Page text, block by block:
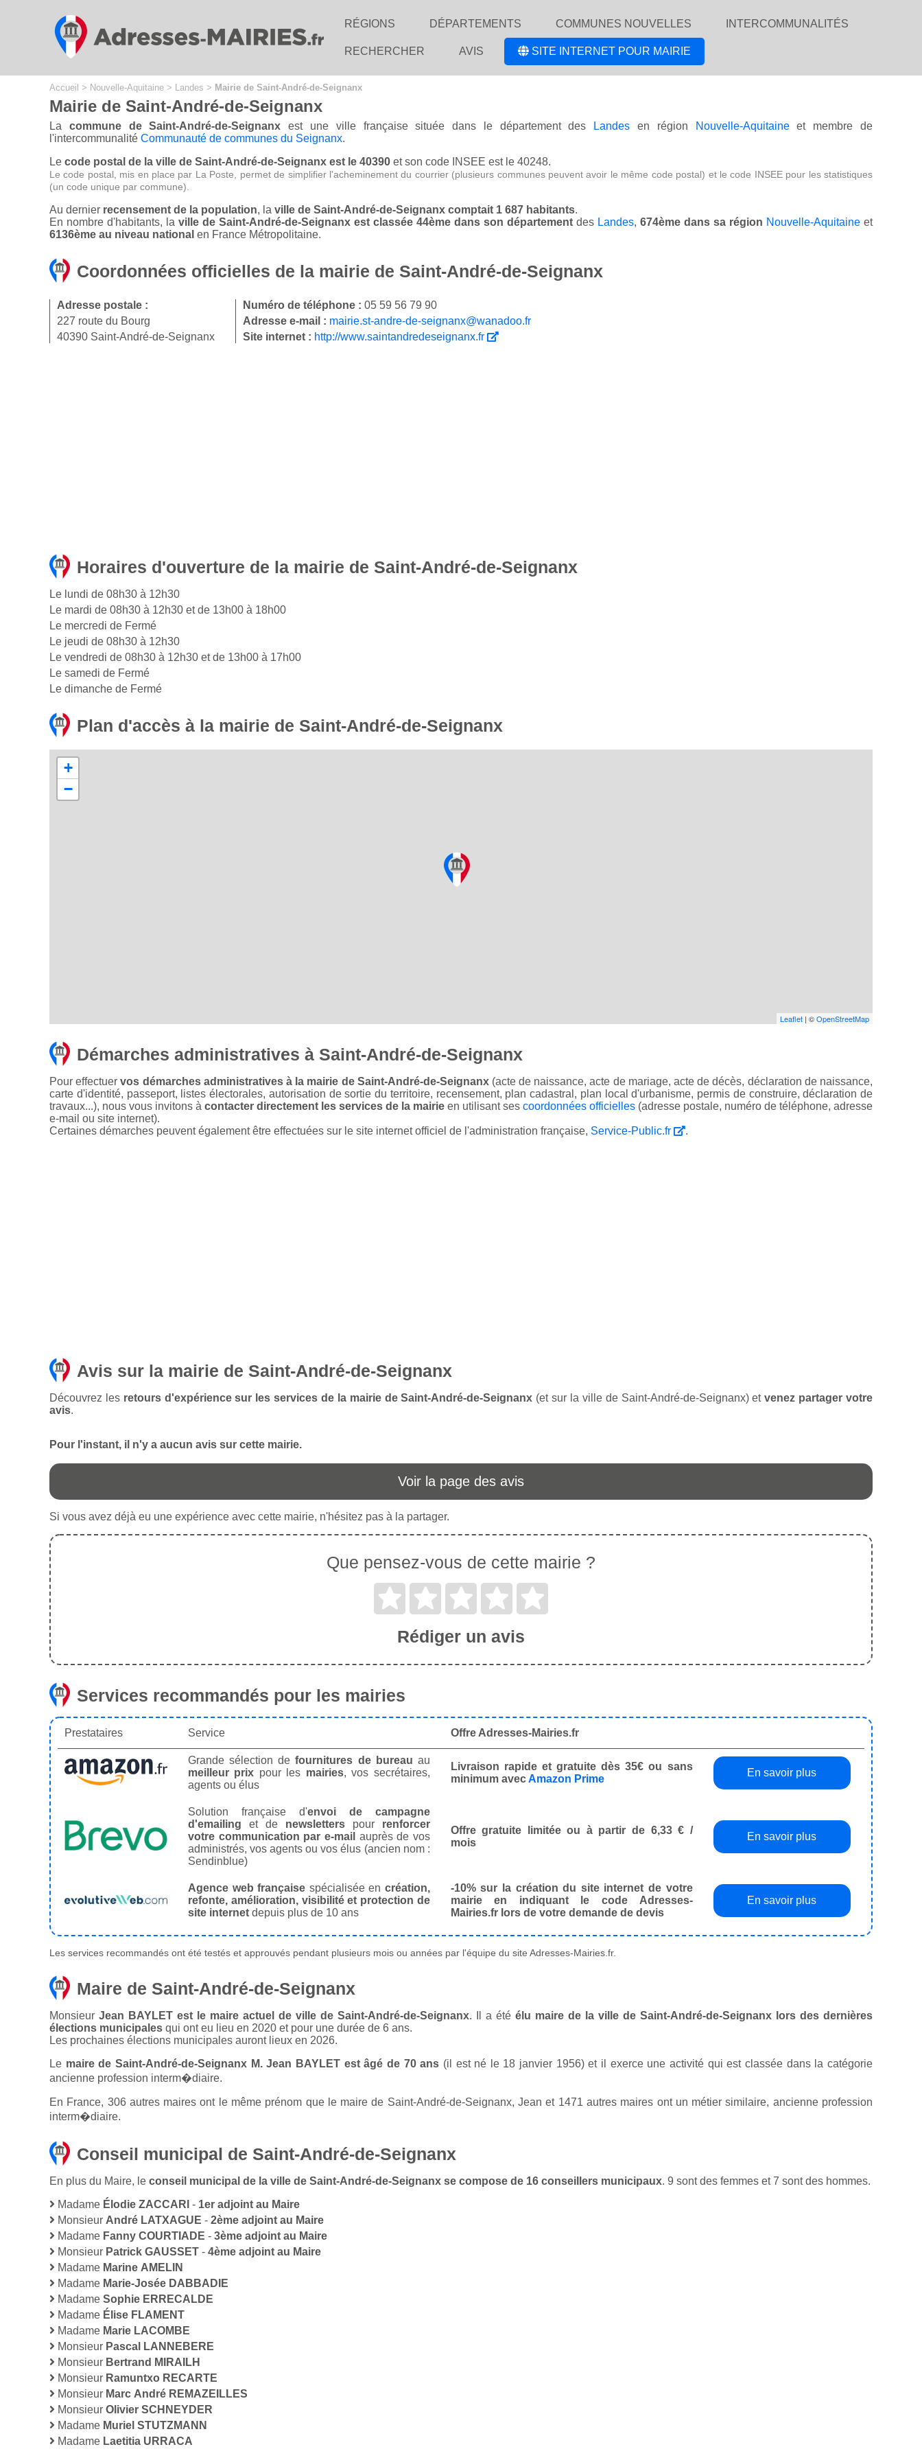
RÉGIONS DÉPARTEMENTS COMMUNES NOUVELLES INTERCOMMUNALITÉS
RECHERCHER AVIS SITE INTERNET POUR MAIRIE
Accueil > Nouvelle-Aquitaine > Landes > Mairie de Saint-André-de-Seignanx
Mairie de Saint-André-de-Seignanx
La commune de Saint-André-de-Seignanx est une ville française située dans le département des Landes en région Nouvelle-Aquitaineet membre de
l'intercommunalité Communauté de communes du Seignanx.
Le code postal de la ville de Saint-André-de-Seignanx est le 40390 et son code INSEE est le 40248.
Le code postal, mis en place par La Poste, permet de simplifier l'acheminement du courrier (plusieurs communes peuvent avoir le même code postal) et le code INSEE pour les statistiques
(un code unique par commune).
Au dernier recensement de la population, la ville de Saint-André-de-Seignanx comptait 1 687 habitants.
En nombre d'habitants, la ville de Saint-André-de-Seignanx est classée 44ème dans son département des Landes, 674ème dans sa région Nouvelle-Aquitaine et
6136ème au niveau national en France Métropolitaine.
Coordonnées officielles de la mairie de Saint-André-de-Seignanx
Adresse postale :
227 route du Bourg
40390 Saint-André-de-Seignanx
Numéro de téléphone : 05 59 56 79 90
Adresse e-mail : mairie.st-andre-de-seignanx@wanadoo.fr
Site internet : http://www.saintandredeseignanx.fr
Horaires d'ouverture de la mairie de Saint-André-de-Seignanx
Le lundi de 08h30 à 12h30
Le mardi de 08h30 à 12h30 et de 13h00 à 18h00
Le mercredi de Fermé
Le jeudi de 08h30 à 12h30
Le vendredi de 08h30 à 12h30 et de 13h00 à 17h00
Le samedi de Fermé
Le dimanche de Fermé
Plan d'accès à la mairie de Saint-André-de-Seignanx
+
−
Leaflet | ©OpenStreetMap
Démarches administratives à Saint-André-de-Seignanx
Pour effectuervos démarches administratives à la mairie de Saint-André-de-Seignanx(acte de naissance, acte de mariage, acte de décès, déclaration de naissance,
carte d'identité, passeport, listes électorales, autorisation de sortie du territoire, recensement, plan cadastral, plan local d'urbanisme, permis de construire, déclaration de
travaux...), nous vous invitons à contacter directement les services de la mairie en utilisant ses coordonnées officielles (adresse postale, numéro de téléphone, adresse
e-mail ou site internet).
Certaines démarches peuvent également être effectuées sur le site internet officiel de l'administration française, Service-Public.fr .
Avis sur la mairie de Saint-André-de-Seignanx
Découvrez les retours d'expérience sur les services de la mairie de Saint-André-de-Seignanx (et sur la ville de Saint-André-de-Seignanx) etvenez partager votre
avis.
Pour l'instant, il n'y a aucun avis sur cette mairie.
Voir la page des avis
Si vous avez déjà eu une expérience avec cette mairie, n'hésitez pas à la partager.
Que pensez-vous de cette mairie ?
Rédiger un avis
Services recommandés pour les mairies
Prestataires Service Offre Adresses-Mairies.fr
Grande sélection defournitures de bureau au
meilleur prix pour les mairies, vos secrétaires,
agents ou élus
Livraison rapide et gratuite dès 35€ ou sans
minimum avecAmazon Prime
En savoir plus
Solution française d'envoi de campagne
d'emailing et de newsletterspour renforcer
votre communication par e-mail auprès de vos
administrés, vos agents ou vos élus (ancien nom :
Sendinblue)
Offre gratuite limitée ou à partir de 6,33 € /
mois
En savoir plus
Agence web française spécialisée en création,
refonte, amélioration, visibilité et protection de
site internet depuis plus de 10 ans
-10% sur la création du site internet de votre
mairie en indiquant le code Adresses-
Mairies.fr lors de votre demande de devis
En savoir plus
Les services recommandés ont été testés et approuvés pendant plusieurs mois ou années par l'équipe du site Adresses-Mairies.fr.
Maire de Saint-André-de-Seignanx
Monsieur Jean BAYLET est le maire actuel de ville de Saint-André-de-Seignanx. Il a été élu maire de la ville de Saint-André-de-Seignanx lors des dernières
élections municipales qui ont eu lieu en 2020 et pour une durée de 6 ans.
Les prochaines élections municipales auront lieux en 2026.
Le maire de Saint-André-de-Seignanx M. Jean BAYLET est âgé de 70 ans (il est né le 18 janvier 1956) et il exerce une activité qui est classée dans la catégorie
ancienne profession interm�diaire.
En France, 306 autres maires ont le même prénom que le maire de Saint-André-de-Seignanx, Jean et 1471 autres maires ont un métier similaire, ancienne profession
interm�diaire.
Conseil municipal de Saint-André-de-Seignanx
En plus du Maire, le conseil municipal de la ville de Saint-André-de-Seignanx se compose de 16 conseillers municipaux. 9 sont des femmes et 7 sont des hommes.
Madame Élodie ZACCARI - 1er adjoint au Maire
Monsieur André LATXAGUE - 2ème adjoint au Maire
Madame Fanny COURTIADE - 3ème adjoint au Maire
Monsieur Patrick GAUSSET - 4ème adjoint au Maire
Madame Marine AMELIN
Madame Marie-Josée DABBADIE
Madame Sophie ERRECALDE
Madame Élise FLAMENT
Madame Marie LACOMBE
Monsieur Pascal LANNEBERE
Monsieur Bertrand MIRAILH
Monsieur Ramuntxo RECARTE
Monsieur Marc André REMAZEILLES
Monsieur Olivier SCHNEYDER
Madame Muriel STUTZMANN
Madame Laetitia URRACA